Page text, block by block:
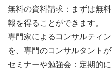
無料の資料請求：まずは無
報を得ることができます。
専門家によるコンサルティ
を、専門のコンサルタントが
セミナーや勉強会：定期的